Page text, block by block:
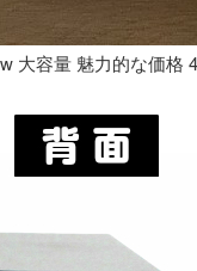
大容量 魅力的な価格